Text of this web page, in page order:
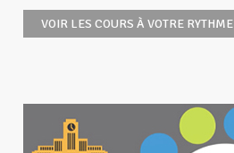
VOIR LES COURS À VOTRE RYTHME